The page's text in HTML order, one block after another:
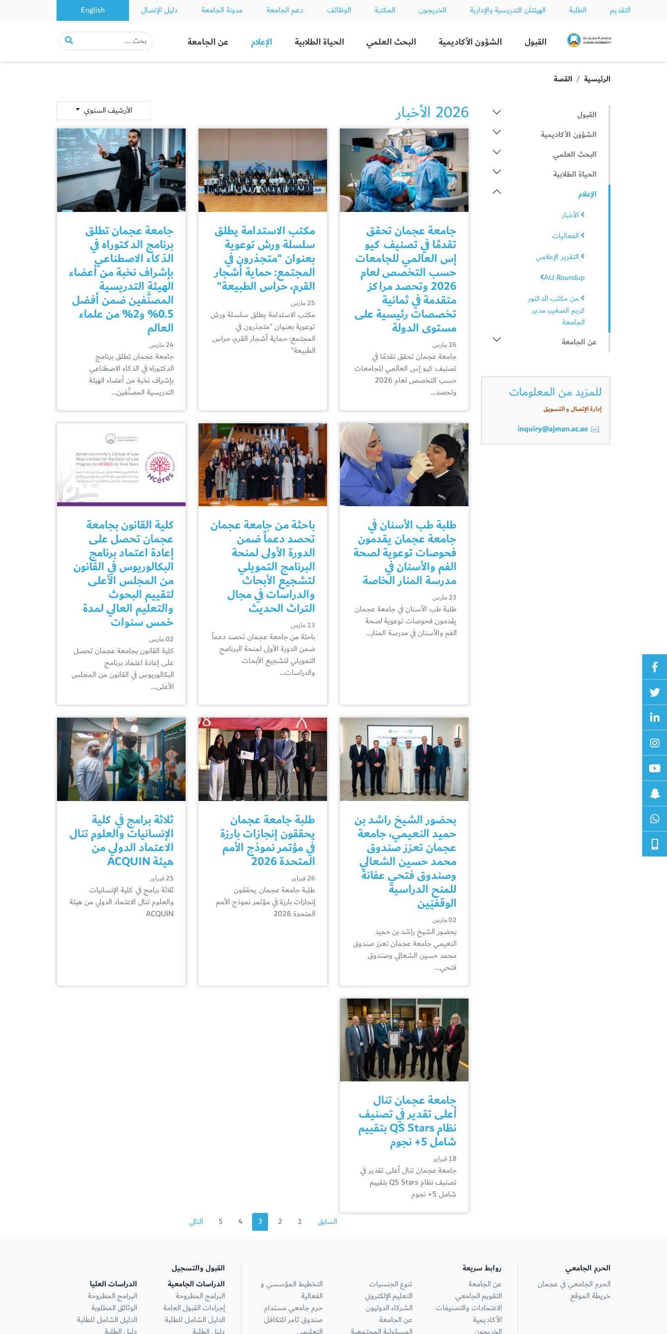
التقديم الطلبة الهيئتان التدريسية والإدارية الخريجون المكتبة الوظائف دعم الجامعة مدونة الجامعة دليل الإتصال English
Ajman University
القبول الشؤون الأكاديمية البحث العلمي الحياة الطلابية الإعلام عن الجامعة
الرئيسية القصة
القبول
الشؤون الأكاديمية
البحث العلمي
الحياة الطلابية
الإعلام
الأخبار
الفعاليات
التقرير الإعلامي
AU Roundup
من مكتب الدكتور
كريم الصغير، مدير
الجامعة
عن الجامعة
للمزيد من المعلومات
إدارة الإتصال و التسويق
inquiry@ajman.ac.ae
2026 الأخبار الأرشيف السنوي
جامعة عجمان تحقق
تقدمًا في تصنيف كيو
إس العالمي للجامعات
حسب التخصص لعام
2026 وتحصد مراكز
متقدمة في ثمانية
تخصصات رئيسية على
مستوى الدولة
26 مارس
جامعة عجمان تحقق تقدمًا في
تصنيف كيو إس العالمي للجامعات
حسب التخصص لعام 2026
وتحصد…
مكتب الاستدامة يطلق
سلسلة ورش توعوية
بعنوان "متجذرون في
المجتمع: حماية أشجار
القرم، حراس الطبيعة"
25 مارس
مكتب الاستدامة يطلق سلسلة ورش
توعوية بعنوان "متجذرون في
المجتمع: حماية أشجار القرم، حراس
الطبيعة"
جامعة عجمان تطلق
برنامج الدكتوراه في
الذكاء الاصطناعي
بإشراف نخبة من أعضاء
الهيئة التدريسية
المصنَّفين ضمن أفضل
0.5% و2% من علماء
العالم
24 مارس
جامعة عجمان تطلق برنامج
الدكتوراه في الذكاء الاصطناعي
بإشراف نخبة من أعضاء الهيئة
التدريسية المصنَّفين…
طلبة طب الأسنان في
جامعة عجمان يقدمون
فحوصات توعوية لصحة
الفم والأسنان في
مدرسة المنار الخاصة
23 مارس
طلبة طب الأسنان في جامعة عجمان
يقدمون فحوصات توعوية لصحة
الفم والأسنان في مدرسة المنار…
باحثة من جامعة عجمان
تحصد دعماً ضمن
الدورة الأولى لمنحة
البرنامج التمويلي
لتشجيع الأبحاث
والدراسات في مجال
التراث الحديث
13 مارس
باحثة من جامعة عجمان تحصد دعماً
ضمن الدورة الأولى لمنحة البرنامج
التمويلي لتشجيع الأبحاث
والدراسات…
كلية القانون بجامعة
عجمان تحصل على
إعادة اعتماد برنامج
البكالوريوس في القانون
من المجلس الأعلى
لتقييم البحوث
والتعليم العالي لمدة
خمس سنوات
02 مارس
كلية القانون بجامعة عجمان تحصل
على إعادة اعتماد برنامج
البكالوريوس في القانون من المجلس
الأعلى…
بحضور الشيخ راشد بن
حميد النعيمي، جامعة
عجمان تعزز صندوق
محمد حسين الشعالي
وصندوق فتحي عفانة
للمنح الدراسية
الوقفيَين
02 مارس
بحضور الشيخ راشد بن حميد
النعيمي جامعة عجمان تعزز صندوق
محمد حسين الشعالي وصندوق
فتحي…
طلبة جامعة عجمان
يحققون إنجازات بارزة
في مؤتمر نموذج الأمم
المتحدة 2026
26 فبراير
طلبة جامعة عجمان يحققون
إنجازات بارزة في مؤتمر نموذج الأمم
المتحدة 2026
ثلاثة برامج في كلية
الإنسانيات والعلوم تنال
الاعتماد الدولي من
هيئة ACQUIN
25 فبراير
ثلاثة برامج في كلية الإنسانيات
والعلوم تنال الاعتماد الدولي من هيئة
ACQUIN
جامعة عجمان تنال
أعلى تقدير في تصنيف
نظام QS Stars بتقييم
شامل 5+ نجوم
18 فبراير
جامعة عجمان تنال أعلى تقدير في
تصنيف نظام QS Stars بتقييم
شامل 5+ نجوم
السابق 1
2
3
4
5 التالي
الحرم الجامعي
الحرم الجامعي في عجمان
خريطة الموقع
روابط سريعة
عن الجامعة
التقويم الجامعي
الاعتمادات والتصنيفات
الأكاديمية
تنوع الجنسيات
التعليم الإلكتروني
الشركاء الدوليون
عن الجامعة
التخطيط المؤسسي و
الفعالية
حرم جامعي مستدام
صندوق ثامر للتكافل
القبول والتسجيل
الدراسات الجامعية
البرامج المطروحة
إجراءات القبول العامة
الدليل الشامل للطلبة
الدراسات العليا
البرامج المطروحة
الوثائق المطلوبة
الدليل الشامل للطلبة